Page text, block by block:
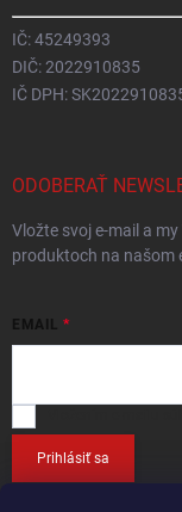
IČ: 45249393
DIČ: 2022910835
IČ DPH:
ODOBERAŤ
Vložte svoj e-mail a
produktoch na našom
EMAIL
Prihlásiť sa